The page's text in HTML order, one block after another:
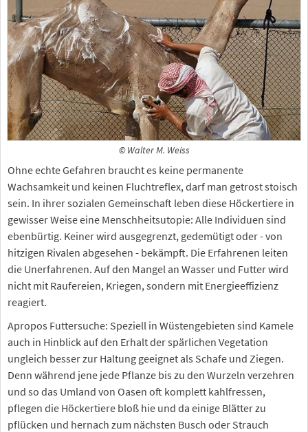
© Walter M. Weiss
Ohne echte Gefahren braucht es keine permanente
Wachsamkeit und keinen Fluchtreflex, darf man getrost stoisch
sein. In ihrer sozialen Gemeinschaft leben diese Höckertiere in
gewisser Weise eine Menschheitsutopie: Alle Individuen sind
ebenbürtig. Keiner wird ausgegrenzt, gedemütigt oder - von
hitzigen Rivalen abgesehen - bekämpft. Die Erfahrenen leiten
die Unerfahrenen. Auf den Mangel an Wasser und Futter wird
nicht mit Raufereien, Kriegen, sondern mit Energieeffizienz
reagiert.
Apropos Futtersuche: Speziell in Wüstengebieten sind Kamele
auch in Hinblick auf den Erhalt der spärlichen Vegetation
ungleich besser zur Haltung geeignet als Schafe und Ziegen.
Denn während jene jede Pflanze bis zu den Wurzeln verzehren
und so das Umland von Oasen oft komplett kahlfressen,
pflegen die Höckertiere bloß hie und da einige Blätter zu
pflücken und hernach zum nächsten Busch oder Strauch